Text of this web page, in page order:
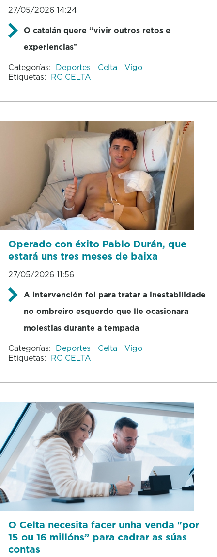
27/05/2026 14:24
O catalán quere “vivir outros retos e
experiencias”
Categorías: Deportes Celta
Vigo
Etiquetas: RC CELTA
Operado con éxito Pablo Durán, que
estará uns tres meses de baixa
27/05/2026 11:56
A intervención foi para tratar a inestabilidade
no ombreiro esquerdo que lle ocasionara
molestias durante a tempada
Categorías: Deportes Celta
Vigo
Etiquetas: RC CELTA
O Celta necesita facer unha venda "por
15 ou 16 millóns” para cadrar as súas
contas